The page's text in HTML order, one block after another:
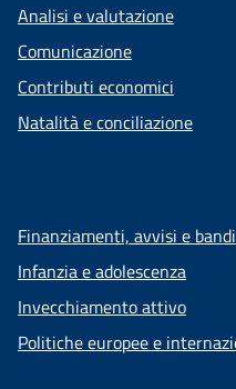
Analisi e valutazione
Comunicazione
Contributi economici
Natalità e conciliazione
Finanziamenti, avvisi e bandi
Infanzia e adolescenza
Invecchiamento attivo
Politiche europee e